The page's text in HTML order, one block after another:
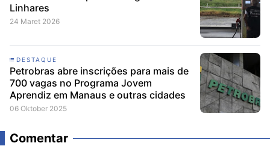
Linhares
24 Maret 2026
DESTAQUE
Petrobras abre inscrições para mais de
700 vagas no Programa Jovem
Aprendiz em Manaus e outras cidades
06 Oktober 2025
Comentar